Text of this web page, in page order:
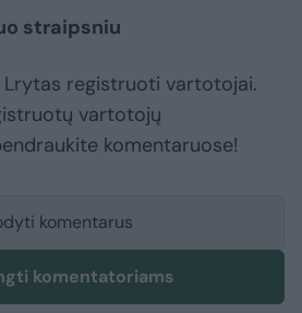
straipsniu
registruoti vartotojai.
vartotojų
komentaruose!
komentarus
komentatoriams